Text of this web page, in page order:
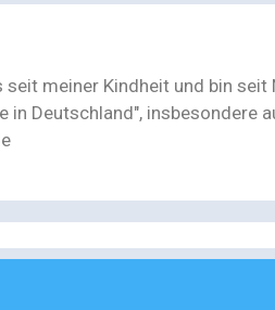
meiner Kindheit und bin
in Deutschland",